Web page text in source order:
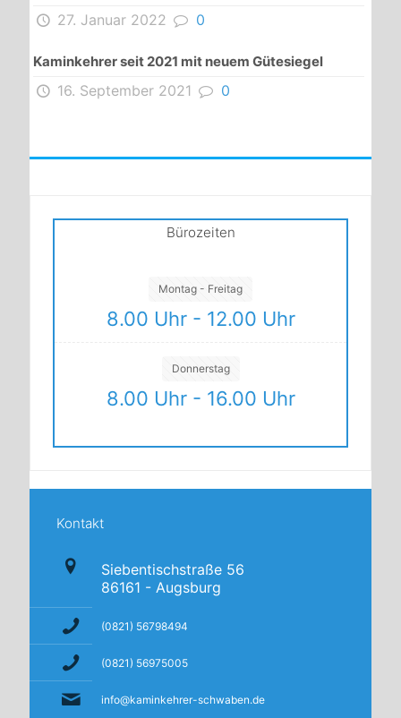
27. Januar 2022 0
Kaminkehrer seit 2021 mit neuem Gütesiegel
16. September 2021 0
Bürozeiten
Montag - Freitag
8.00 Uhr - 12.00 Uhr
Donnerstag
8.00 Uhr - 16.00 Uhr
Kontakt
Siebentischstraße 56
86161 - Augsburg
(0821) 56798494
(0821) 56975005
info@kaminkehrer-schwaben.de